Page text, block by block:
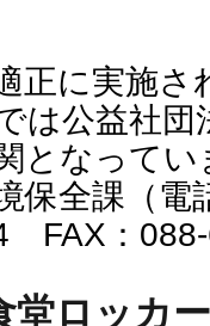
正に実施さ
は公益社団
となってい
保全課（
FAX：